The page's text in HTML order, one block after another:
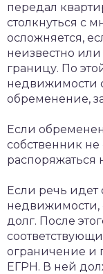
передал
столкнуться с
осложняется,
неизвестно
границу. По
недвижимости
обременение,
Если
собственник
Если речь идет
недвижимости,
долг. После
ограничение и
ЕГРН. В ней